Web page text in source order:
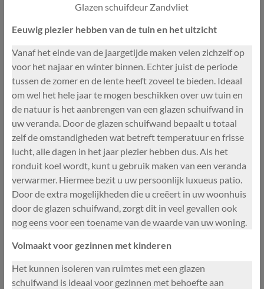
Glazen schuifdeur Zandvliet
Eeuwig plezier hebben van de tuin en het uitzicht
Vanaf het einde van de jaargetijde maken velen zichzelf op
voor het najaar en winter binnen. Echter juist de periode
tussen de zomer en de lente heeft zoveel te bieden. Ideaal
om wel het hele jaar te mogen beschikken over uw tuin en
de natuur is het aanbrengen van een glazen schuifwand in
uw veranda. Door de glazen schuifwand bepaalt u totaal
zelf de omstandigheden wat betreft temperatuur en frisse
lucht, alle dagen in het jaar plezier hebben dus. Als het
ronduit koel wordt, kunt u gebruik maken van een veranda
verwarmer. Hiermee bezit u uw persoonlijk luxueus patio.
Door de extra mogelijkheden die u creëert in uw woonhuis
door de glazen schuifwand, zorgt dit in veel gevallen ook
nog eens voor een toename van de waarde van uw woning.
Volmaakt voor gezinnen met kinderen
Het kunnen isoleren van ruimtes met een glazen
schuifwand is ideaal voor gezinnen met behoefte aan